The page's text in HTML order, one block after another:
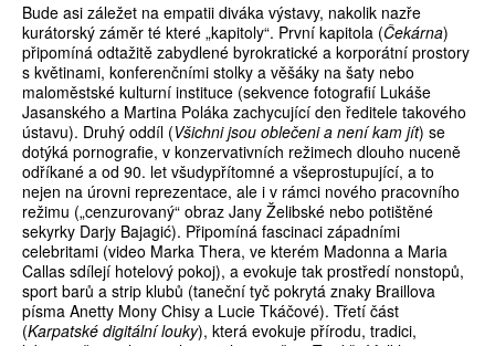
Bude asi záležet na empatii diváka výstavy, nakolik nazře
kurátorský záměr té které „kapitoly“. První kapitola (Čekárna)
připomíná odtažitě zabydlené byrokratické a korporátní prostory
s květinami, konferenčními stolky a věšáky na šaty nebo
maloměstské kulturní instituce (sekvence fotografií Lukáše
Jasanského a Martina Poláka zachycující den ředitele takového
ústavu). Druhý oddíl (Všichni jsou oblečeni a není kam jít) se
dotýká pornografie, v konzervativních režimech dlouho nuceně
odříkané a od 90. let všudypřítomné a všeprostupující, a to
nejen na úrovni reprezentace, ale i v rámci nového pracovního
režimu („cenzurovaný“ obraz Jany Želibské nebo potištěné
sekyrky Darjy Bajagić). Připomíná fascinaci západními
celebritami (video Marka Thera, ve kterém Madonna a Maria
Callas sdílejí hotelový pokoj), a evokuje tak prostředí nonstopů,
sport barů a strip klubů (taneční tyč pokrytá znaky Braillova
písma Anetty Mony Chisy a Lucie Tkáčové). Třetí část
(Karpatské digitální louky), která evokuje přírodu, tradici,